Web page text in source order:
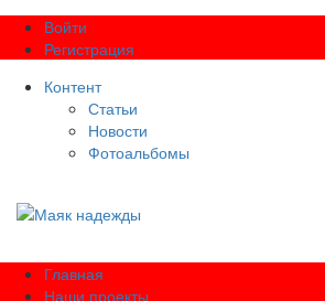
Войти
Регистрация
Контент
Статьи
Новости
Фотоальбомы
Главная
Наши проекты